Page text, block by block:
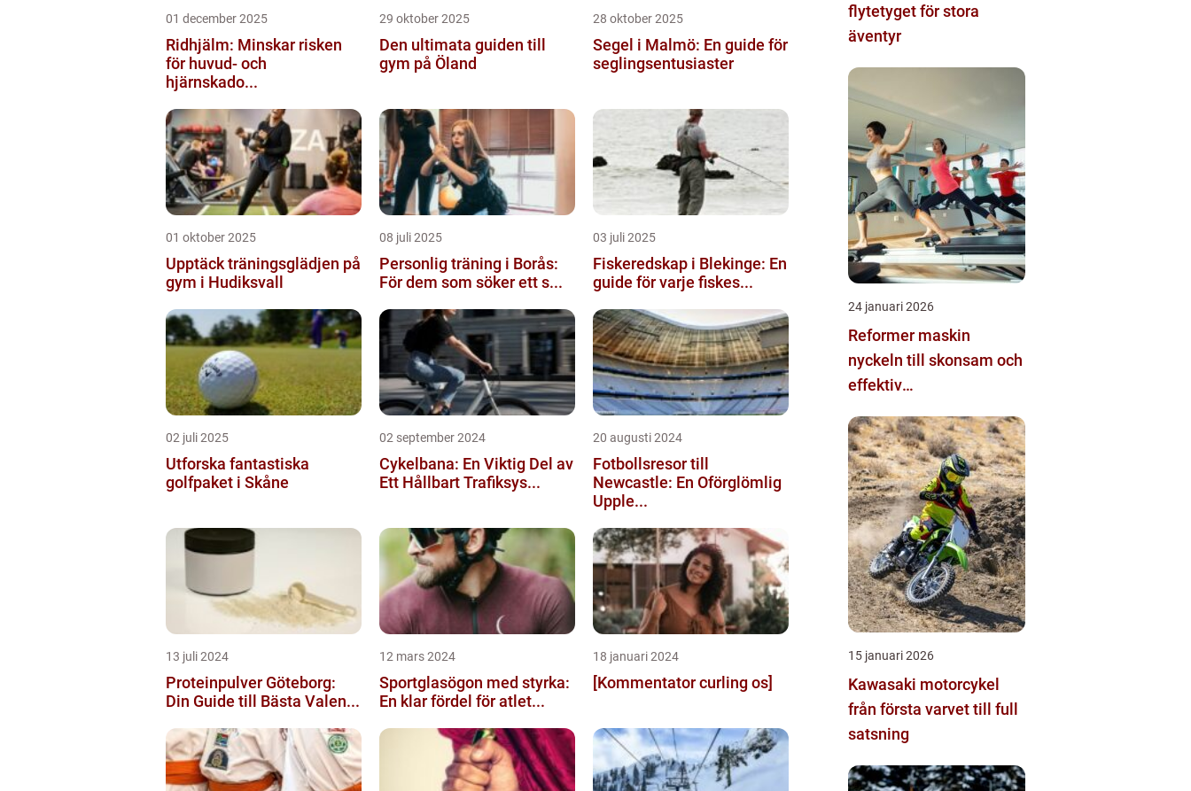
01 december 2025
Ridhjälm: Minskar risken
för huvud- och
hjärnskado...
29 oktober 2025
Den ultimata guiden till
gym på Öland
28 oktober 2025
Segel i Malmö: En guide för
seglingsentusiaster
01 oktober 2025
Upptäck träningsglädjen på
gym i Hudiksvall
08 juli 2025
Personlig träning i Borås:
För dem som söker ett s...
03 juli 2025
Fiskeredskap i Blekinge: En
guide för varje fiskes...
02 juli 2025
Utforska fantastiska
golfpaket i Skåne
02 september 2024
Cykelbana: En Viktig Del av
Ett Hållbart Trafiksys...
20 augusti 2024
Fotbollsresor till
Newcastle: En Oförglömlig
Upple...
13 juli 2024
Proteinpulver Göteborg:
Din Guide till Bästa Valen...
12 mars 2024
Sportglasögon med styrka:
En klar fördel för atlet...
18 januari 2024
[Kommentator curling os]
flytetyget för stora
äventyr
24 januari 2026
Reformer maskin
nyckeln till skonsam och
effektiv
15 januari 2026
Kawasaki motorcykel
från första varvet till full
satsning